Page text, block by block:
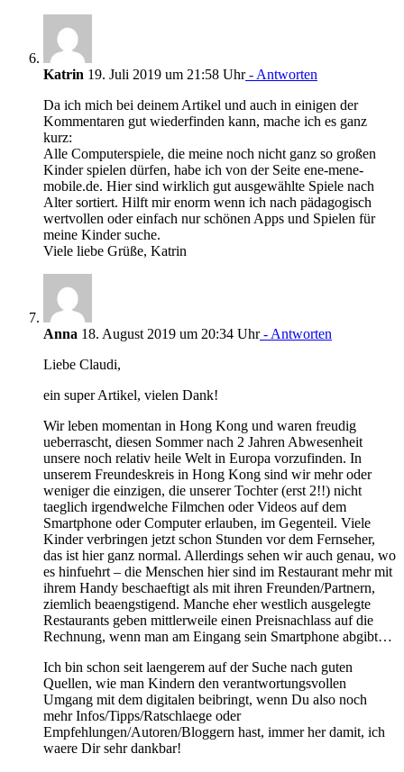
Katrin 19. Juli 2019 um 21:58 Uhr- Antworten
Da ich mich bei deinem Artikel und auch in einigen der
Kommentaren gut wiederfinden kann, mache ich es ganz
kurz:
Alle Computerspiele, die meine noch nicht ganz so großen
Kinder spielen dürfen, habe ich von der Seite ene-mene-
mobile.de. Hier sind wirklich gut ausgewählte Spiele nach
Alter sortiert. Hilft mir enorm wenn ich nach pädagogisch
wertvollen oder einfach nur schönen Apps und Spielen für
meine Kinder suche.
Viele liebe Grüße, Katrin
Anna 18. August 2019 um 20:34 Uhr- Antworten
Liebe Claudi,
ein super Artikel, vielen Dank!
Wir leben momentan in Hong Kong und waren freudig
ueberrascht, diesen Sommer nach 2 Jahren Abwesenheit
unsere noch relativ heile Welt in Europa vorzufinden. In
unserem Freundeskreis in Hong Kong sind wir mehr oder
weniger die einzigen, die unserer Tochter (erst 2!!) nicht
taeglich irgendwelche Filmchen oder Videos auf dem
Smartphone oder Computer erlauben, im Gegenteil. Viele
Kinder verbringen jetzt schon Stunden vor dem Fernseher,
das ist hier ganz normal. Allerdings sehen wir auch genau, wo
es hinfuehrt – die Menschen hier sind im Restaurant mehr mit
ihrem Handy beschaeftigt als mit ihren Freunden/Partnern,
ziemlich beaengstigend. Manche eher westlich ausgelegte
Restaurants geben mittlerweile einen Preisnachlass auf die
Rechnung, wenn man am Eingang sein Smartphone abgibt…
Ich bin schon seit laengerem auf der Suche nach guten
Quellen, wie man Kindern den verantwortungsvollen
Umgang mit dem digitalen beibringt, wenn Du also noch
mehr Infos/Tipps/Ratschlaege oder
Empfehlungen/Autoren/Bloggern hast, immer her damit, ich
waere Dir sehr dankbar!